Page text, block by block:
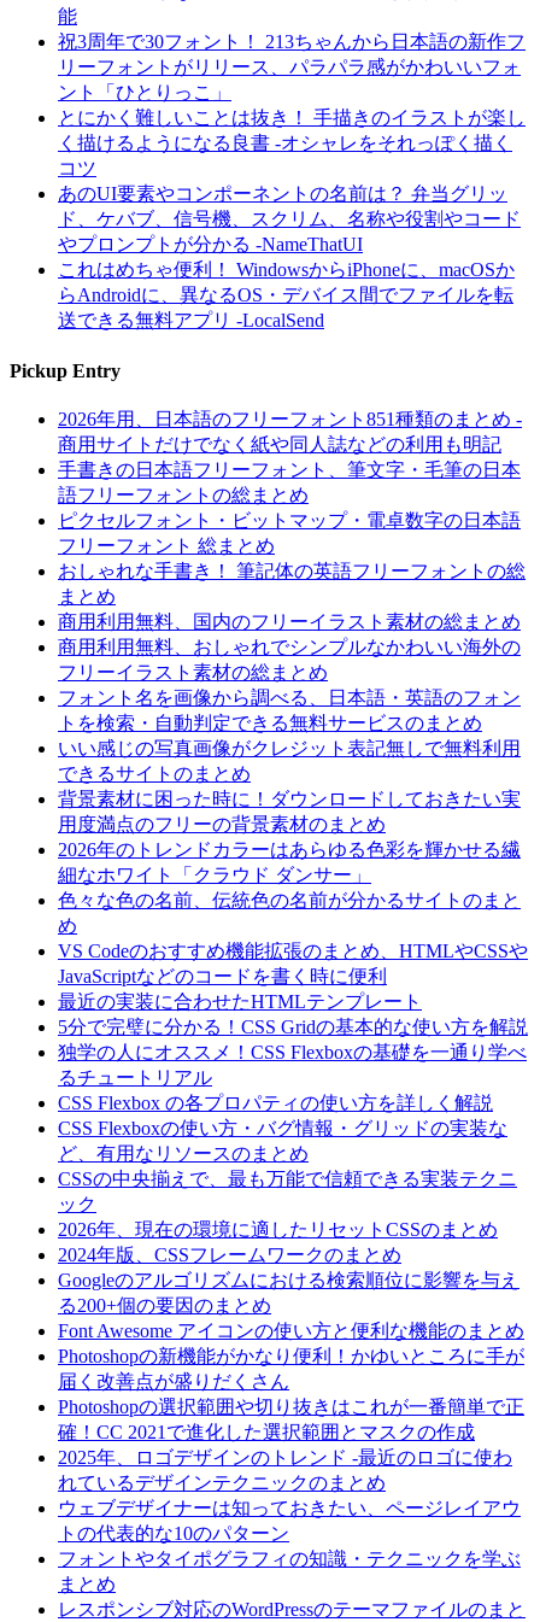
能
祝3周年で30フォント！ 213ちゃんから日本語の新作フ
リーフォントがリリース、パラパラ感がかわいいフォ
ント「ひとりっこ」
とにかく難しいことは抜き！ 手描きのイラストが楽し
く描けるようになる良書 -オシャレをそれっぽく描く
コツ
あのUI要素やコンポーネントの名前は？ 弁当グリッ
ド、ケバブ、信号機、スクリム、名称や役割やコード
やプロンプトが分かる -NameThatUI
これはめちゃ便利！ WindowsからiPhoneに、macOSか
らAndroidに、異なるOS・デバイス間でファイルを転
送できる無料アプリ -LocalSend
Pickup Entry
2026年用、日本語のフリーフォント851種類のまとめ -
商用サイトだけでなく紙や同人誌などの利用も明記
手書きの日本語フリーフォント、筆文字・毛筆の日本
語フリーフォントの総まとめ
ピクセルフォント・ビットマップ・電卓数字の日本語
フリーフォント 総まとめ
おしゃれな手書き！ 筆記体の英語フリーフォントの総
まとめ
商用利用無料、国内のフリーイラスト素材の総まとめ
商用利用無料、おしゃれでシンプルなかわいい海外の
フリーイラスト素材の総まとめ
フォント名を画像から調べる、日本語・英語のフォン
トを検索・自動判定できる無料サービスのまとめ
いい感じの写真画像がクレジット表記無しで無料利用
できるサイトのまとめ
背景素材に困った時に！ダウンロードしておきたい実
用度満点のフリーの背景素材のまとめ
2026年のトレンドカラーはあらゆる色彩を輝かせる繊
細なホワイト「クラウド ダンサー」
色々な色の名前、伝統色の名前が分かるサイトのまと
め
VS Codeのおすすめ機能拡張のまとめ、HTMLやCSSや
JavaScriptなどのコードを書く時に便利
最近の実装に合わせたHTMLテンプレート
5分で完璧に分かる！CSS Gridの基本的な使い方を解説
独学の人にオススメ！CSS Flexboxの基礎を一通り学べ
るチュートリアル
CSS Flexbox の各プロパティの使い方を詳しく解説
CSS Flexboxの使い方・バグ情報・グリッドの実装な
ど、有用なリソースのまとめ
CSSの中央揃えで、最も万能で信頼できる実装テクニ
ック
2026年、現在の環境に適したリセットCSSのまとめ
2024年版、CSSフレームワークのまとめ
Googleのアルゴリズムにおける検索順位に影響を与え
る200+個の要因のまとめ
Font Awesome アイコンの使い方と便利な機能のまとめ
Photoshopの新機能がかなり便利！かゆいところに手が
届く改善点が盛りだくさん
Photoshopの選択範囲や切り抜きはこれが一番簡単で正
確！CC 2021で進化した選択範囲とマスクの作成
2025年、ロゴデザインのトレンド -最近のロゴに使わ
れているデザインテクニックのまとめ
ウェブデザイナーは知っておきたい、ページレイアウ
トの代表的な10のパターン
フォントやタイポグラフィの知識・テクニックを学ぶ
まとめ
レスポンシブ対応のWordPressのテーマファイルのまと